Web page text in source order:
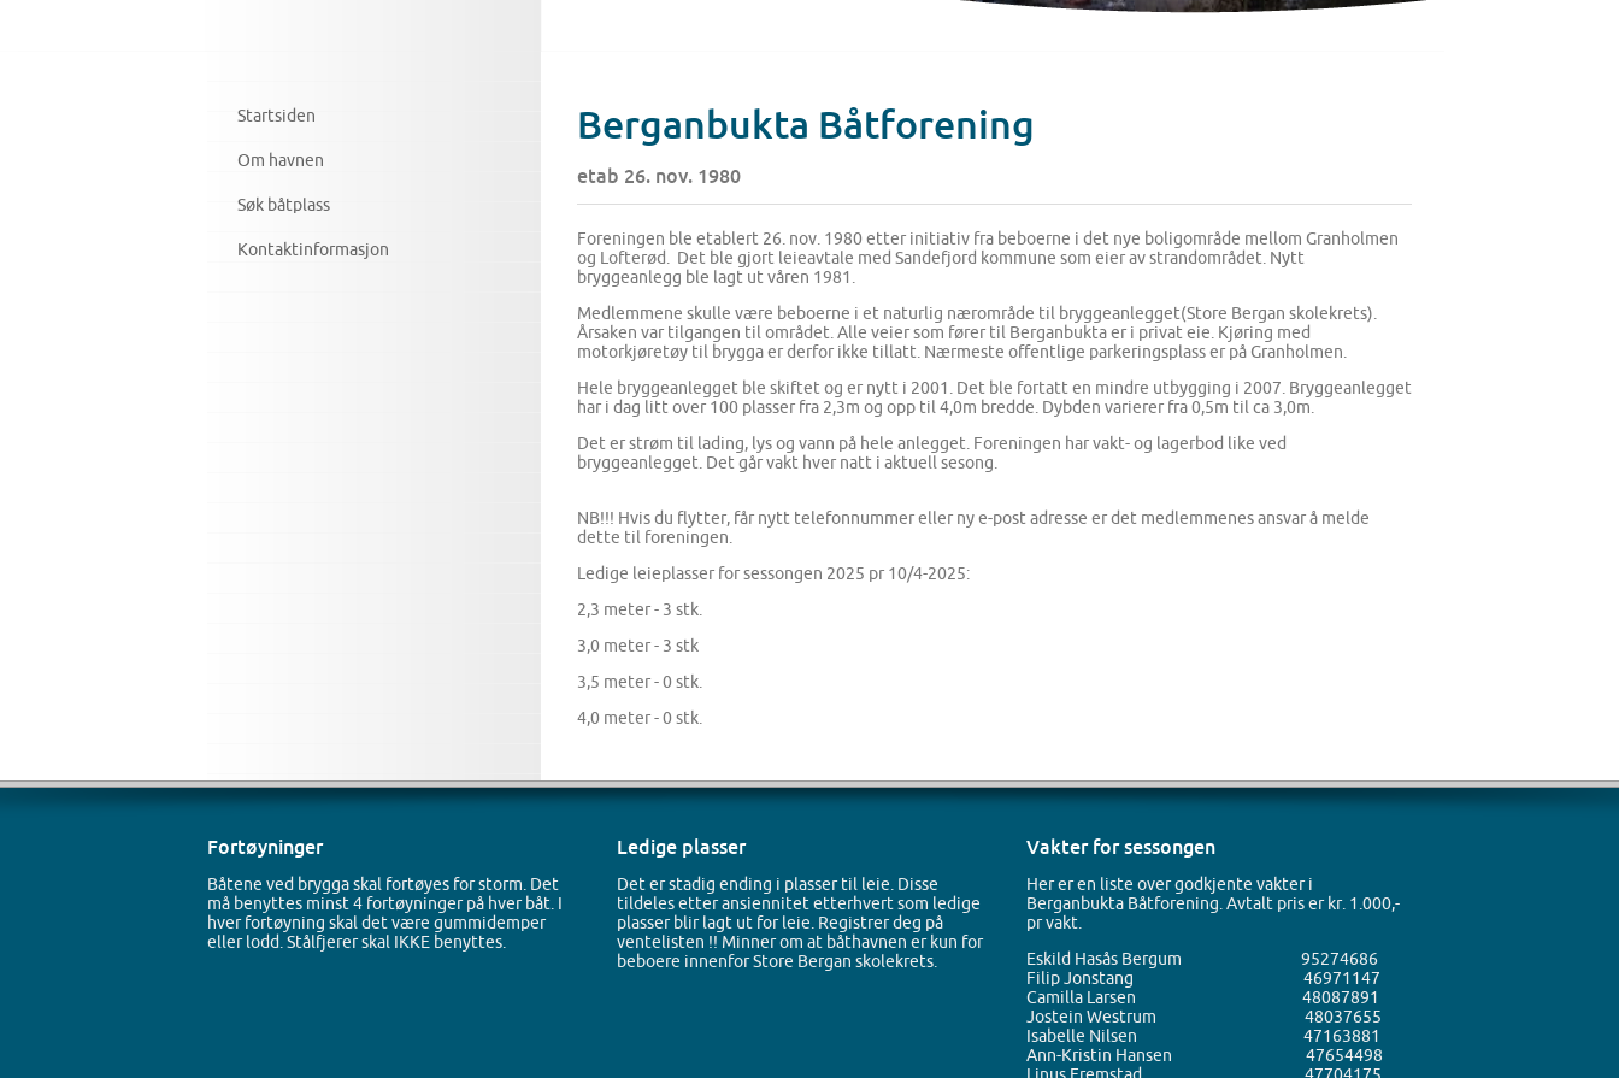
Startsiden
Om havnen
Søk båtplass
Kontaktinformasjon
Berganbukta Båtforening
etab 26. nov. 1980
Foreningen ble etablert 26. nov. 1980 etter initiativ fra beboerne i det nye boligområde mellom Granholmen
og Lofterød. Det ble gjort leieavtale med Sandefjord kommune som eier av strandområdet. Nytt
bryggeanlegg ble lagt ut våren 1981.
Medlemmene skulle være beboerne i et naturlig nærområde til bryggeanlegget(Store Bergan skolekrets).
Årsaken var tilgangen til området. Alle veier som fører til Berganbukta er i privat eie. Kjøring med
motorkjøretøy til brygga er derfor ikke tillatt. Nærmeste offentlige parkeringsplass er på Granholmen.
Hele bryggeanlegget ble skiftet og er nytt i 2001. Det ble fortatt en mindre utbygging i 2007. Bryggeanlegget
har i dag litt over 100 plasser fra 2,3m og opp til 4,0m bredde. Dybden varierer fra 0,5m til ca 3,0m.
Det er strøm til lading, lys og vann på hele anlegget. Foreningen har vakt- og lagerbod like ved
bryggeanlegget. Det går vakt hver natt i aktuell sesong.
NB!!! Hvis du flytter, får nytt telefonnummer eller ny e-post adresse er det medlemmenes ansvar å melde
dette til foreningen.
Ledige leieplasser for sessongen 2025 pr 10/4-2025:
2,3 meter - 3 stk.
3,0 meter - 3 stk
3,5 meter - 0 stk.
4,0 meter - 0 stk.
Fortøyninger
Båtene ved brygga skal fortøyes for storm. Det
må benyttes minst 4 fortøyninger på hver båt. I
hver fortøyning skal det være gummidemper
eller lodd. Stålfjerer skal IKKE benyttes.
Ledige plasser
Det er stadig ending i plasser til leie. Disse
tildeles etter ansiennitet etterhvert som ledige
plasser blir lagt ut for leie. Registrer deg på
ventelisten !! Minner om at båthavnen er kun for
beboere innenfor Store Bergan skolekrets.
Vakter for sessongen
Her er en liste over godkjente vakter i
Berganbukta Båtforening. Avtalt pris er kr. 1.000,-
pr vakt.
Eskild Hasås Bergum 95274686
Filip Jonstang 46971147
Camilla Larsen 48087891
Jostein Westrum 48037655
Isabelle Nilsen 47163881
Ann-Kristin Hansen 47654498